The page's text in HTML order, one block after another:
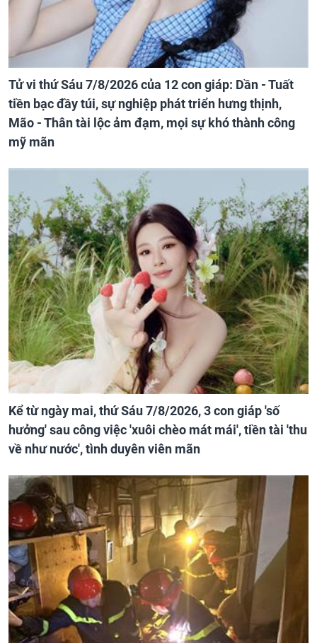
Tử vi thứ Sáu 7/8/2026 của 12 con giáp: Dần - Tuất
tiền bạc đầy túi, sự nghiệp phát triển hưng thịnh,
Mão - Thân tài lộc ảm đạm, mọi sự khó thành công
mỹ mãn
Kể từ ngày mai, thứ Sáu 7/8/2026, 3 con giáp 'số
hưởng' sau công việc 'xuôi chèo mát mái', tiền tài 'thu
về như nước', tình duyên viên mãn